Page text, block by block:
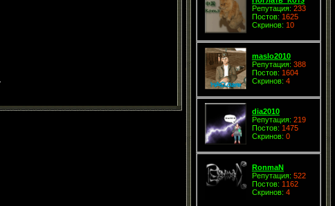
Репутация: 233
Постов: 1625
Скринов: 10
maslo2010
Репутация: 388
Постов: 1604
Скринов: 4
dia2010
Репутация: 219
Постов: 1475
Скринов: 0
RonmaN
Репутация: 522
Постов: 1162
Скринов: 4